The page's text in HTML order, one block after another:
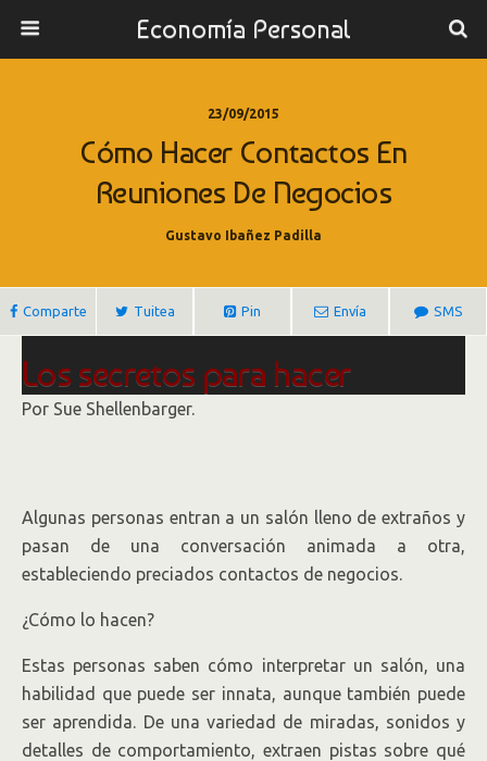
Economía Personal
23/09/2015
Cómo Hacer Contactos En
Reuniones De Negocios
Gustavo Ibañez Padilla
Comparte Tuitea Pin Envía SMS
Los secretos para hacer
contactos en una reunión de
Por Sue Shellenbarger.
Algunas personas entran a un salón lleno de extraños y
pasan de una conversación animada a otra,
estableciendo preciados contactos de negocios.
¿Cómo lo hacen?
Estas personas saben cómo interpretar un salón, una
habilidad que puede ser innata, aunque también puede
ser aprendida. De una variedad de miradas, sonidos y
detalles de comportamiento, extraen pistas sobre qué